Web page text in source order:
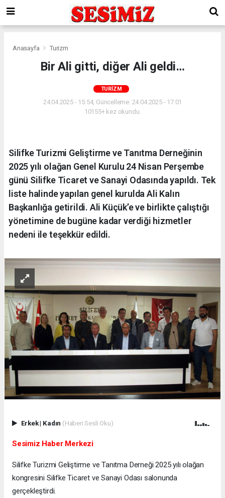
Anasayfa Turizm
Bir Ali gitti, diğer Ali geldi…
TURIZM
24.04.2025 - 15:54, Güncelleme: 24.04.2025 - 17:01
10155+ kez okundu.
Silifke Turizmi Geliştirme ve Tanıtma Derneğinin
2025 yılı olağan Genel Kurulu 24 Nisan Perşembe
günü Silifke Ticaret ve Sanayi Odasında yapıldı. Tek
liste halinde yapılan genel kurulda Ali Kalın
Başkanlığa getirildi. Ali Küçük’e ve birlikte çalıştığı
yönetimine de bugüne kadar verdiği hizmetler
nedeni ile teşekkür edildi.
Erkek| Kadın (Haberi Sesli Oku)
Sesimiz Haber Merkezi
Silifke Turizmi Geliştirme ve Tanıtma Derneği 2025 yılı olağan
kongresini Silifke Ticaret ve Sanayi Odası salonunda
gerçekleştirdi.